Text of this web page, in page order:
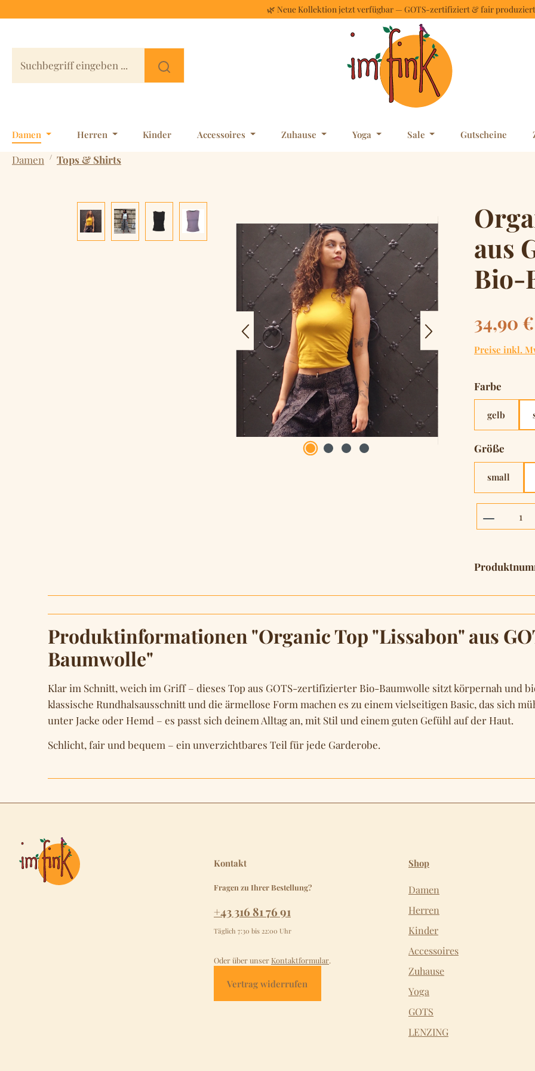
🌿 Neue Kollektion jetzt verfügbar — GOTS-zertifiziert & fair produziert
Damen Herren Kinder Accessoires Zuhause Yoga Sale Gutscheine
Damen / Tops & Shirts
Bildergalerie überspringen
aus
Bio-
Regulärer
34,90 €
Preise inkl.
Farbe
gelb
Größe
small
Produktinformationen "Organic Top "Lissabon" aus
Baumwolle"
Klar im Schnitt, weich im Griff – dieses Top aus GOTS-zertifizierter Bio-Baumwolle sitzt körpernah und
klassische Rundhalsausschnitt und die ärmellose Form machen es zu einem vielseitigen Basic, das sich
unter Jacke oder Hemd – es passt sich deinem Alltag an, mit Stil und einem guten Gefühl auf der Haut.
Schlicht, fair und bequem – ein unverzichtbares Teil für jede Garderobe.
Kontakt
Fragen zu Ihrer Bestellung?
+43 316 81 76 91
Täglich 7:30 bis 22:00 Uhr
Oder über unser Kontaktformular.
Vertrag widerrufen
Shop
Damen
Herren
Kinder
Accessoires
Zuhause
Yoga
GOTS
LENZING